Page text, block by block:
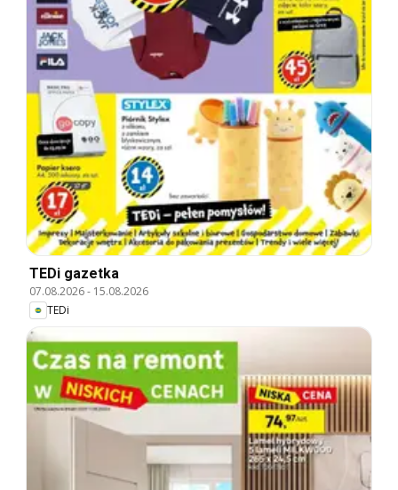
TEDi gazetka
07.08.2026- 15.08.2026
TEDi